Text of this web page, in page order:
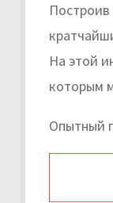
На этой
которым
Опытный